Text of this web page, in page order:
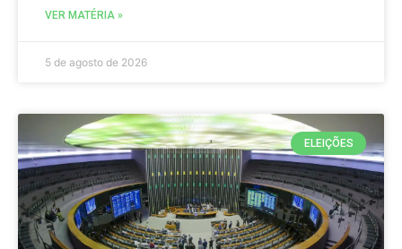
VER MATÉRIA »
5 de agosto de 2026
ELEIÇÕES